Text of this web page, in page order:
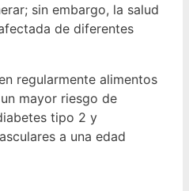
sin embargo, la salud
de diferentes
regularmente alimentos
mayor riesgo de
tipo 2 y
a una edad